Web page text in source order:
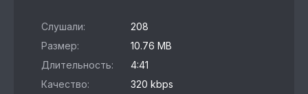
Слушали:
208
Размер:
10.76 MB
Длительность:
4:41
Качество:
320 kbps